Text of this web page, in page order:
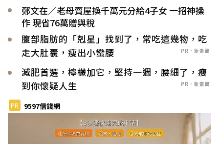
鄭文在／老母賣屋換千萬元分給4子女 一招神操
作 現省76萬贈與稅
腹部脂肪的「剋星」找到了，常吃這幾物，吃
走大肚囊，瘦出小蠻腰
PR．新素簡
減肥首選，檸檬加它，堅持一週，腰細了，瘦
到你懷疑人生
PR．新素簡
PR 9597借錢網